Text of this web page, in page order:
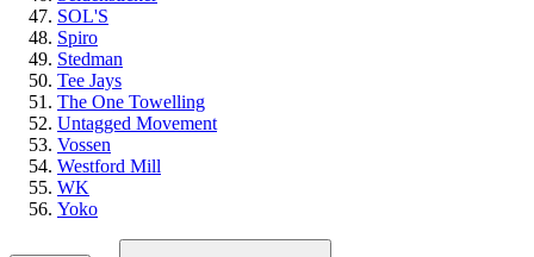
SOL'S
Spiro
Stedman
Tee Jays
The One Towelling
Untagged Movement
Vossen
Westford Mill
WK
Yoko